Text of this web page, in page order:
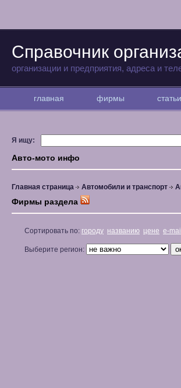
Справочник
организации и предприятия, адреса и
главная фирмы статьи
Я ищу:
Авто-мото инфо
Главная страница Автомобили и транспорт
Фирмы раздела
Сортировать по: городу названию цене e-mail
Выберите регион: